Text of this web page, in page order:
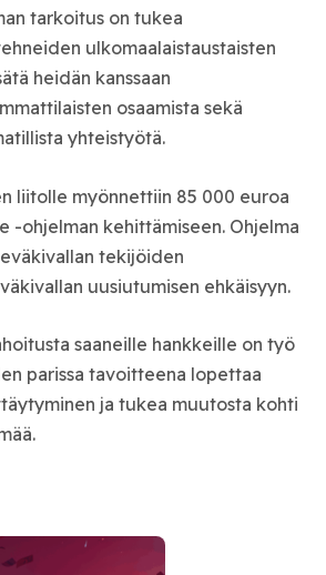
tarkoitus on tukea
ulkomaalaistaustaisten
heidän kanssaan
osaamista sekä
yhteistyötä.
liitolle myönnettiin 85 000 euroa
-ohjelman kehittämiseen. Ohjelma
tekijöiden
uusiutumisen ehkäisyyn.
saaneille hankkeille on työ
parissa tavoitteena lopettaa
ja tukea muutosta kohti